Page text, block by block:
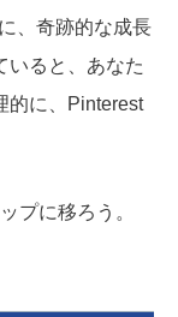
、奇跡的な成長
いると、あなた
的に、Pinterest
プに移ろう。